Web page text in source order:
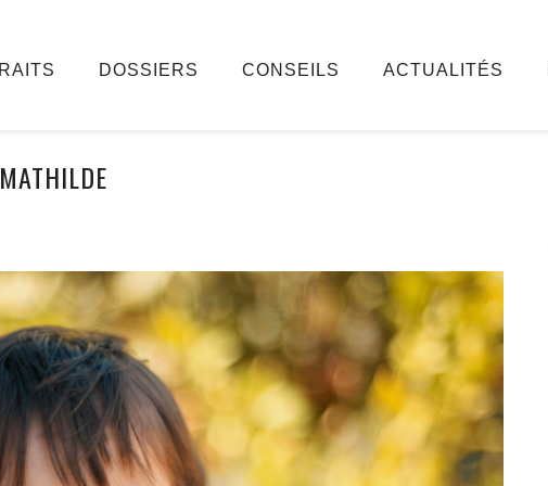
DOSSIERS CONSEILS ACTUALITÉS
MATHILDE